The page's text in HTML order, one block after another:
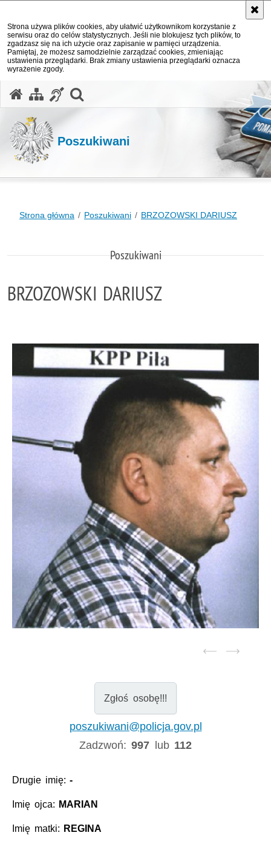
Strona używa plików cookies, aby ułatwić użytkownikom korzystanie z
serwisu oraz do celów statystycznych. Jeśli nie blokujesz tych plików, to
zgadzasz się na ich użycie oraz zapisanie w pamięci urządzenia.
Pamiętaj, że możesz samodzielnie zarządzać cookies, zmieniając
ustawienia przeglądarki. Brak zmiany ustawienia przeglądarki oznacza
wyrażenie zgody.
Poszukiwani
Strona główna Poszukiwani BRZOZOWSKI DARIUSZ
Poszukiwani
BRZOZOWSKI DARIUSZ
Zgłoś osobę!!!
poszukiwani@policja.gov.pl
Zadzwoń:997 lub 112
Drugie imię:-
Imię ojca: MARIAN
Imię matki: REGINA